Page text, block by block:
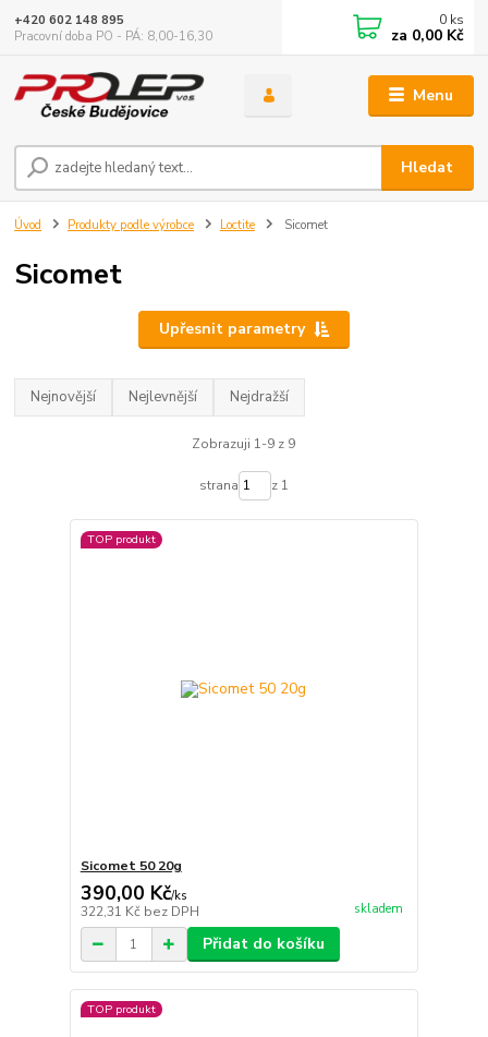
Menu
Hledat
+420 602 148 895
Pracovní doba PO - PÁ: 8,00-16,30
0 ks
za 0,00 Kč
Úvod Produkty podle výrobce Loctite Sicomet
Sicomet
Upřesnit parametry
Nejnovější Nejlevnější Nejdražší
Zobrazuji 1-9 z 9
strana z 1
TOP produkt
Sicomet 50 20g
390,00 Kč/ks
322,31 Kč bez DPH skladem
Přidat do košíku
TOP produkt